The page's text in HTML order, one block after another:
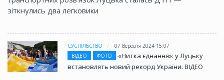
зіткнулись два легковики
СУСПІЛЬСТВО
07 Вересня 2024 15:07
ВІДЕО
ФОТО
«Нитка єднання»: у Луцьку
встановлять новий рекорд України. ВІДЕО